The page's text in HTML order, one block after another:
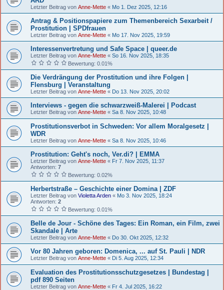
Letzter Beitrag von Anne-Mette « Mo 1. Dez 2025, 12:16
Antrag & Positionspapiere zum Themenbereich Sexarbeit /
Prostitution | SPDfrauen
Letzter Beitrag von Anne-Mette « Mo 17. Nov 2025, 19:59
Interessenvertretung und Safe Space | queer.de
Letzter Beitrag von Anne-Mette « So 16. Nov 2025, 18:35
Bewertung: 0.01%
Die Verdrängung der Prostitution und ihre Folgen |
Flensburg | Veranstaltung
Letzter Beitrag von Anne-Mette « Do 13. Nov 2025, 20:02
Interviews - gegen die schwarzweiß-Malerei | Podcast
Letzter Beitrag von Anne-Mette « Sa 8. Nov 2025, 10:48
Prostitutionsverbot in Schweden: Vor allem Moralgesetz |
WDR
Letzter Beitrag von Anne-Mette « Sa 8. Nov 2025, 10:46
Prostitution: Geht's noch, Ver.di? | EMMA
Letzter Beitrag von Anne-Mette « Fr 7. Nov 2025, 11:37
Antworten: 7
Bewertung: 0.02%
Herbertstraße – Geschichte einer Domina | ZDF
Letzter Beitrag von Violetta Arden « Mo 3. Nov 2025, 18:24
Antworten: 2
Bewertung: 0.01%
Belle de Jour - Schöne des Tages: Ein Roman, ein Film, zwei
Skandale | Arte
Letzter Beitrag von Anne-Mette « Do 30. Okt 2025, 12:32
Vor 80 Jahren geboren: Domenica, ... auf St. Pauli | NDR
Letzter Beitrag von Anne-Mette « Di 5. Aug 2025, 12:34
Evaluation des Prostitutionsschutzgesetzes | Bundestag |
pdf 890 Seiten
Letzter Beitrag von Anne-Mette « Fr 4. Jul 2025, 16:22